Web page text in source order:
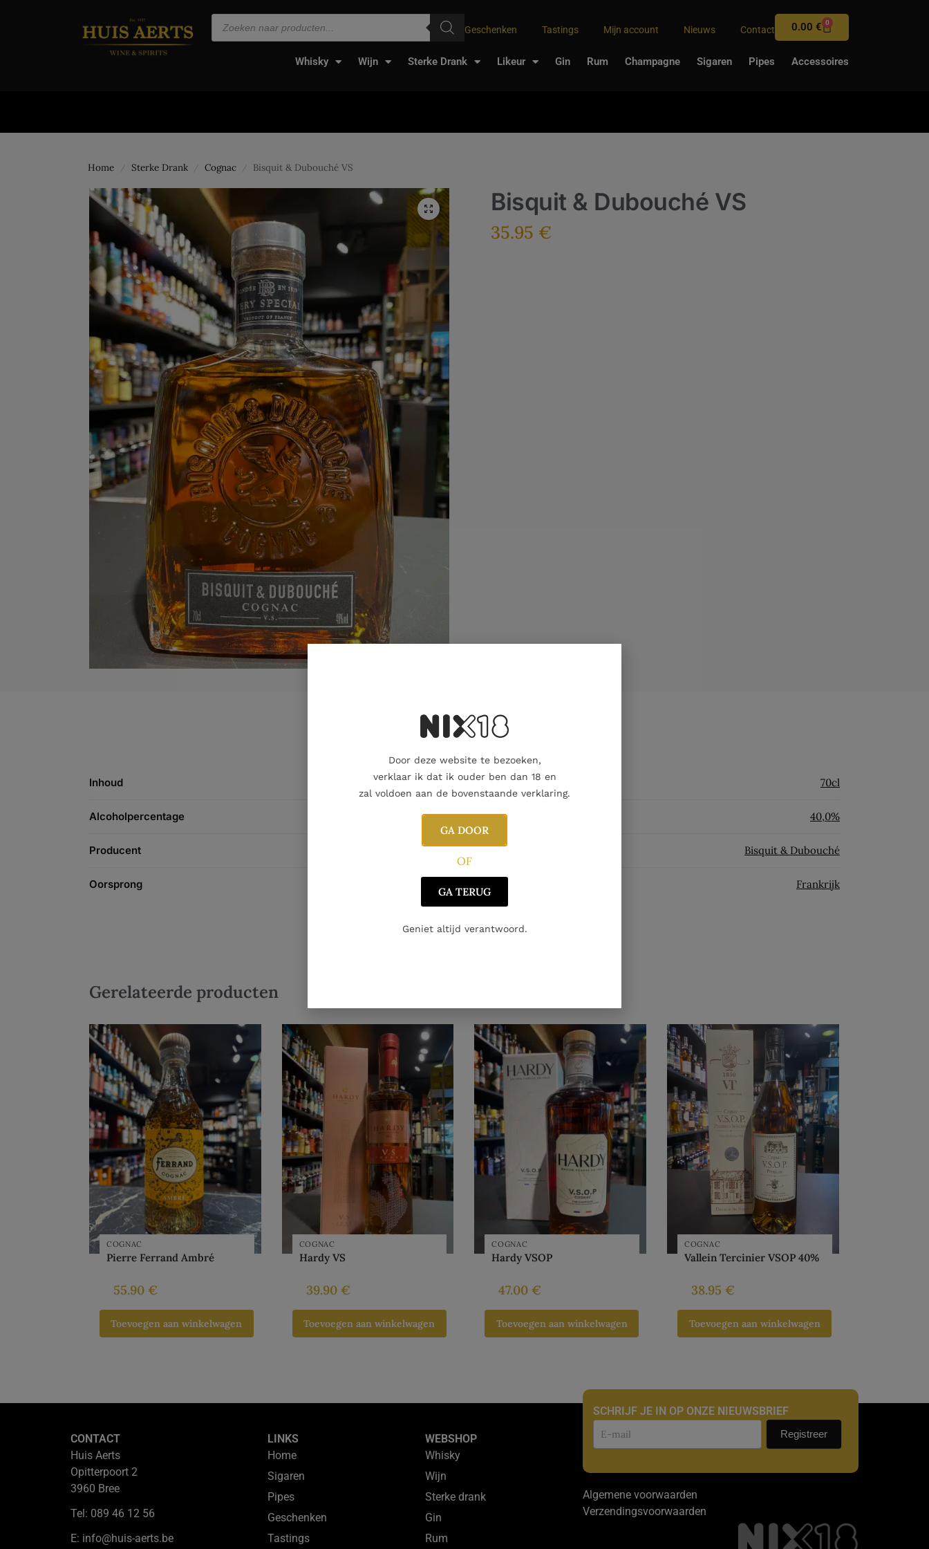
Geschenken Tastings Mijn account Nieuws Contact 0.00€ 0
Whisky Wijn Sterke Drank Likeur Gin Rum Champagne Sigaren Pipes Accessoires
Home / Sterke Drank / Cognac / Bisquit & Dubouché VS
Bisquit & Dubouché VS
35.95 €
Aanvullende informatie
Inhoud 70cl
Alcoholpercentage 40,0%
Producent Bisquit & Dubouché
Oorsprong Frankrijk
Gerelateerde producten
COGNAC
Pierre Ferrand Ambré
55.90 €
Toevoegen aan winkelwagen
COGNAC
Hardy VS
39.90 €
Toevoegen aan winkelwagen
COGNAC
Hardy VSOP
47.00 €
Toevoegen aan winkelwagen
COGNAC
Vallein Tercinier VSOP 40%
38.95 €
Toevoegen aan winkelwagen
CONTACT
Huis Aerts
Opitterpoort 2
3960 Bree
Tel: 089 46 12 56
E: info@huis-aerts.be
LINKS
Home
Sigaren
Pipes
Geschenken
Tastings
WEBSHOP
Whisky
Wijn
Sterke drank
Gin
Rum
SCHRIJF JE IN OP ONZE NIEUWSBRIEF
Nieuwsbrief Registreer
Algemene voorwaarden
Verzendingsvoorwaarden
Door deze website te bezoeken,
verklaar ik dat ik ouder ben dan 18 en
zal voldoen aan de bovenstaande verklaring.
GA DOOR
OF
GA TERUG
Geniet altijd verantwoord.